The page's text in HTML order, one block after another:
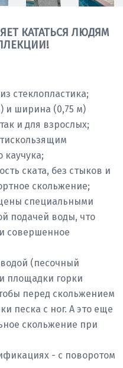
КАТАТЬСЯ ЛЮДЯМ
стеклопластика;
и ширина (0,75 м)
и для взрослых;
каучука;
ската, без стыков и
скольжение;
специальными
подачей воды, что
совершенное
(песочный
площадки горки
перед скольжением
песка с ног. А это еще
скольжение при
- с поворотом